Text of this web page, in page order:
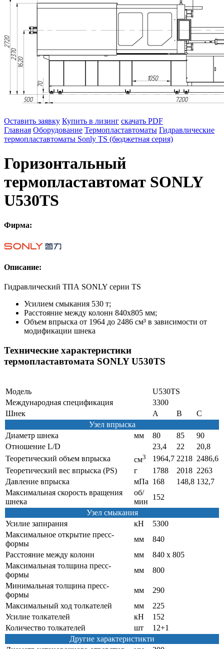
Оставить заявку Купить в лизинг скачать PDF
Главная Оборудование Термопластавтоматы Гидравлические
термопластавтоматы Sonly TS (бюджетная серия)
Горизонтальный
термопластавтомат SONLY
U530TS
Фирма:
Описание:
Гидравлический ТПА SONLY серии TS
Усилием смыкания 530 т;
Расстояние между колонн 840х805 мм;
Объем впрыска от 1964 до 2486 см³ в зависимости от
модификации шнека
Технические характеристики
термопластавтомата SONLY U530TS
Модель
U530TS
Международная спецификация
3300
Шнек
A B
C
Узел впрыска
Диаметр шнека
мм 80 85
90
Отношение L/D
23,4 22
20,8
Теоретический объем впрыска
см3 1964,7 2218 2486,6
Теоретический вес впрыска (PS)
г 1788 2018 2263
Давление впрыска
мПа 168 148,8 132,7
Максимальная скорость вращения
шнека
об/
мин
152
Узел смыкания
Усилие запирания
кН
5300
Максимальное открытие пресс-
формы
мм
840
Расстояние между колонн
мм
840 х 805
Максимальная толщина пресс-
формы
мм
800
Минимальная толщина пресс-
формы
мм
290
Максимальный ход толкателей
мм
225
Усилие толкателей
кН
152
Количество толкателей
шт
12+1
Другие характеристикти